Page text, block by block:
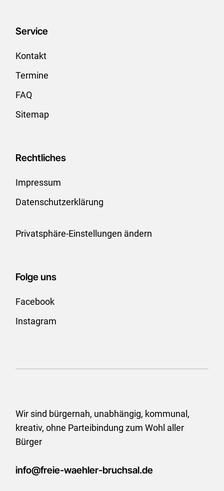
Service
Kontakt
Termine
FAQ
Sitemap
Rechtliches
Impressum
Datenschutzerklärung
Privatsphäre-Einstellungen ändern
Folge uns
Facebook
Instagram
Wir sind bürgernah, unabhängig, kommunal,
kreativ, ohne Parteibindung zum Wohl aller
Bürger
info@freie-waehler-bruchsal.de